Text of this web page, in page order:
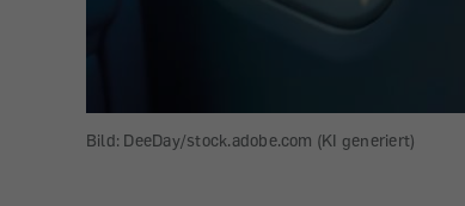
Bild: DeeDay/stock.adobe.com (KI generiert)